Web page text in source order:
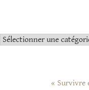
Catégories
« Survivre